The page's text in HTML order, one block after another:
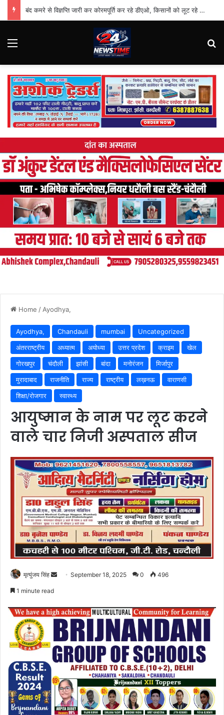
बंद कमरे से विज्ञप्ति जारी कर कोरमपूर्ति कर रहे डीएओ, किसानों को लूट रहे निजी दुकानदार
Menu
Home / Ayodhya,
Ayodhya, Chandauli mumbai
Uncategorized
अंतरराष्ट्रीय
अध्यात्म अयोध्या उत्तर प्रदेश क्राइम
खेल
गोरखपुर
चंदौली झांसी बांदा मनोरंजन
मिर्जापुर
मुरादाबाद
राजनीति राज्य राष्ट्रीय लख़नऊ
वाराणसी
शिक्षा/रोजगार
स्वास्थ्य
आयुष्मान के नाम पर लूट करने
वाले चार निजी अस्पताल सीज
मृत्युंजय सिंह
SendSeptember 18, 2025 0 496
1 minute read